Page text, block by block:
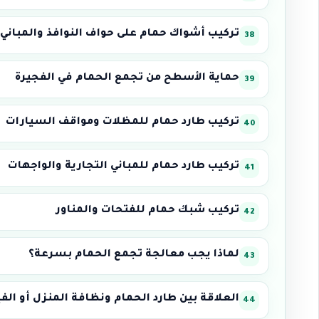
تركيب أشواك حمام على حواف النوافذ والمباني
حماية الأسطح من تجمع الحمام في الفجيرة
تركيب طارد حمام للمظلات ومواقف السيارات
تركيب طارد حمام للمباني التجارية والواجهات
تركيب شبك حمام للفتحات والمناور
لماذا يجب معالجة تجمع الحمام بسرعة؟
العلاقة بين طارد الحمام ونظافة المنزل أو